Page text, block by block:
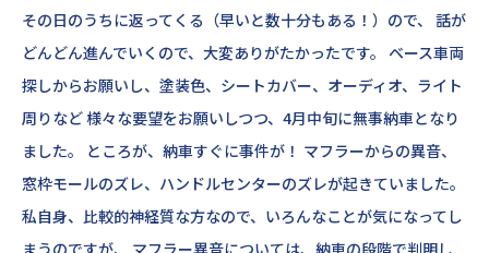
その日のうちに返ってくる（早いと数十分もある！）ので、 話が
どんどん進んでいくので、大変ありがたかったです。 ベース車両
探しからお願いし、塗装色、シートカバー、オーディオ、ライト
周りなど 様々な要望をお願いしつつ、4月中旬に無事納車となり
ました。 ところが、納車すぐに事件が！ マフラーからの異音、
窓枠モールのズレ、ハンドルセンターのズレが起きていました。
私自身、比較的神経質な方なので、いろんなことが気になってし